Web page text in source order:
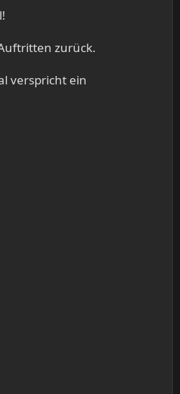
zurück.
verspricht ein